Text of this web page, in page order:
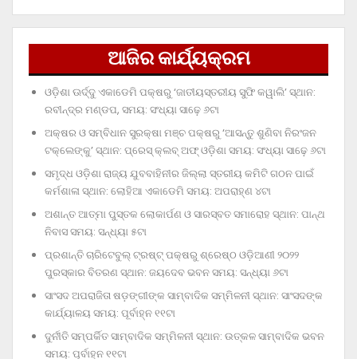
ଆଜିର କାର୍ଯ୍ୟକ୍ରମ
ଓଡ଼ିଶା ଊର୍ଦ୍ଦୁ ଏକାଡେମି ପକ୍ଷରୁ ‘ଜାତୀୟସ୍ତରୀୟ ସୁଫି କୱାଲି’ ସ୍ଥାନ:
ରବୀନ୍ଦ୍ର ମଣ୍ଡପ, ସମୟ: ସଂଧ୍ୟା ସାଢ଼େ ୬ଟା
ଅକ୍ଷର ଓ ସମ୍ବିଧାନ ସୁରକ୍ଷା ମଞ୍ଚ ପକ୍ଷରୁ ‘ଆସନ୍ତୁ ଶୁଣିବା ନିରଂଜନ
ଟକ୍‌ଲେଙ୍କୁ’ ସ୍ଥାନ: ପ୍ରେସ୍‌ କ୍ଲବ୍‌ ଅଫ୍‌ ଓଡ଼ିଶା ସମୟ: ସଂଧ୍ୟା ସାଢ଼େ ୬ଟା
ସମୃଦ୍ଧ ଓଡ଼ିଶା ରାଜ୍ୟ ଯୁବବାହିନୀର ଜିଲ୍ଲା ସ୍ତରୀୟ କମିଟି ଗଠନ ପାଇଁ
କର୍ମଶାଳା ସ୍ଥାନ: ଲୋହିଆ ଏକାଡେମି ସମୟ: ଅପରାହ୍‌ଣ ୪ଟା
ଅଶାନ୍ତ ଆତ୍ମା ପୁସ୍ତକ ଲୋକାର୍ପଣ ଓ ସାରସ୍ବତ ସମାରୋହ ସ୍ଥାନ: ପାନ୍ଥ
ନିବାସ ସମୟ: ସନ୍ଧ୍ୟା ୫ଟା
ପ୍ରଶାନ୍ତି ଚାରିଟେବୁଲ୍‌ ଟ୍ରଷ୍ଟ୍‌ ପକ୍ଷରୁ ଶ୍ରେଷ୍ଠ ଓଡ଼ିଆଣୀ ୨୦୨୨
ପୁରସ୍କାର ବିତରଣ ସ୍ଥାନ: ଜୟଦେବ ଭବନ ସମୟ: ସନ୍ଧ୍ୟା ୬ଟା
ସାଂସଦ ଅପରାଜିତା ଷଡ଼ଙ୍ଗୀଙ୍କ ସାମ୍ବାଦିକ ସମ୍ମିଳନୀ ସ୍ଥାନ: ସାଂସଦଙ୍କ
କାର୍ଯ୍ୟାଳୟ ସମୟ: ପୂର୍ବାହ୍ନ ୧୧ଟା
ଦୁର୍ନୀତି ସମ୍ପର୍କିତ ସାମ୍ବାଦିକ ସମ୍ମିଳନୀ ସ୍ଥାନ: ଉତ୍କଳ ସାମ୍ବାଦିକ ଭବନ
ସମୟ: ପୂର୍ବାହ୍ନ ୧୧ଟା